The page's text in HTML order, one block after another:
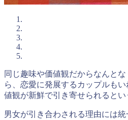
同じ趣味や価値観だからなんと
ら、恋愛に発展するカップルも
値観が新鮮で引き寄せられるとい
男女が引き合わされる理由には